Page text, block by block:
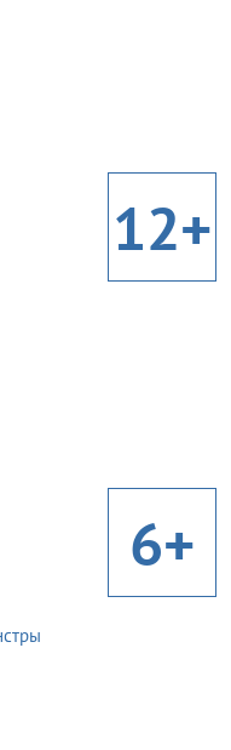
12+
6+